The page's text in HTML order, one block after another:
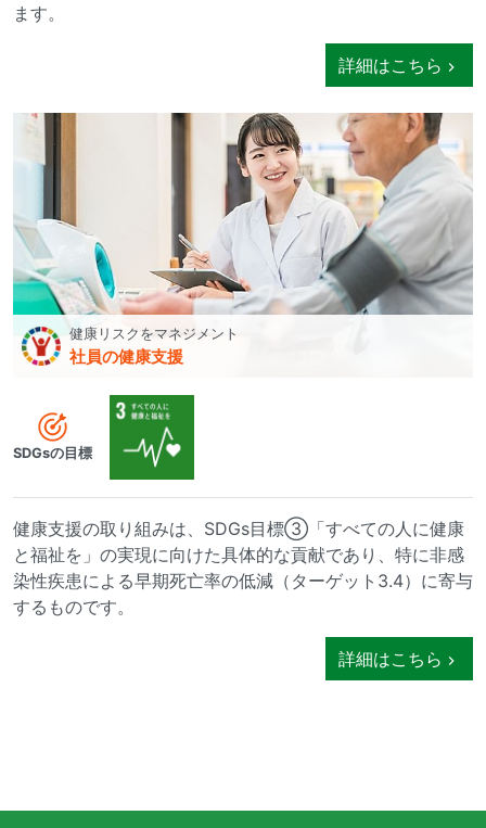
ます。
詳細はこちら
健康リスクをマネジメント
社員の健康支援
SDGsの目標
健康支援の取り組みは、SDGs目標③「すべての人に健康
と福祉を」の実現に向けた具体的な貢献であり、特に非感
染性疾患による早期死亡率の低減（ターゲット3.4）に寄与
するものです。
詳細はこちら